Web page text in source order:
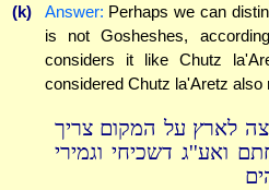
(k) Answer: Perhaps we can
is not Gosheshes,
considers it like Chutz
considered Chutz la'Aretz also
לארץ על המקום צריך
ואע''ג דשכיחי וגמירי